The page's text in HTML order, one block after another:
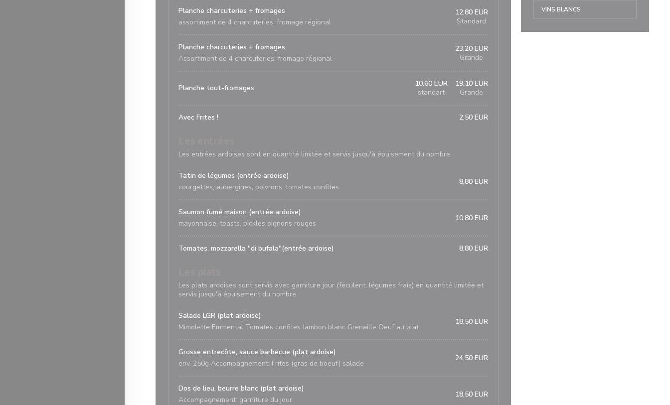
Planche charcuteries + fromages
assortiment de 4 charcuteries, fromage régional
12,80 EUR
Standard
Planche charcuteries + fromages
Assortiment de 4 charcuteries, fromage régional
23,20 EUR
Grande
Planche tout-fromages
10,60 EUR
standart
19,10 EUR
Grande
Avec Frites ! 2,50 EUR
Les entrées ardoises sont en quantité limitée et servis jusqu'à épuisement du nombre
Tatin de légumes (entrée ardoise)
courgettes, aubergines, poivrons, tomates confites
8,80 EUR
Saumon fumé maison (entrée ardoise)
mayonnaise, toasts, pickles oignons rouges
10,80 EUR
Tomates, mozzarella "di bufala"(entrée ardoise) 8,80 EUR
Les plats ardoises sont servis avec garniture jour (féculent, légumes frais) en quantité limitée et
servis jusqu'à épuisement du nombre
Salade LGR (plat ardoise)
Mimolette Emmental Tomates confites Jambon blanc Grenaille Oeuf au plat
18,50 EUR
Grosse entrecôte, sauce barbecue (plat ardoise)
env. 250g Accompagnement: Frites (gras de boeuf) salade
24,50 EUR
Dos de lieu, beurre blanc (plat ardoise)
Accompagnement: garniture du jour
18,50 EUR
VINS BLANCS